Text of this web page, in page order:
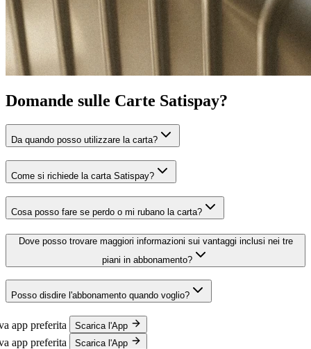
Domande sulle Carte Satispay?
Da quando posso utilizzare la carta?
Come si richiede la carta Satispay?
Cosa posso fare se perdo o mi rubano la carta?
Dove posso trovare maggiori informazioni sui vantaggi inclusi nei tre
piani in abbonamento?
Posso disdire l'abbonamento quando voglio?
preferita Scarica l'App
preferita Scarica l'App